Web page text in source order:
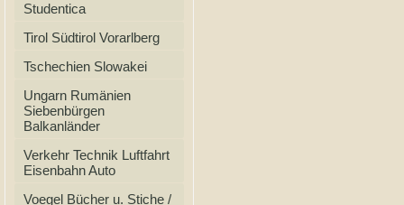
Studentica
Tirol Südtirol Vorarlberg
Tschechien Slowakei
Ungarn Rumänien
Siebenbürgen
Balkanländer
Verkehr Technik Luftfahrt
Eisenbahn Auto
Voegel Bücher u. Stiche /